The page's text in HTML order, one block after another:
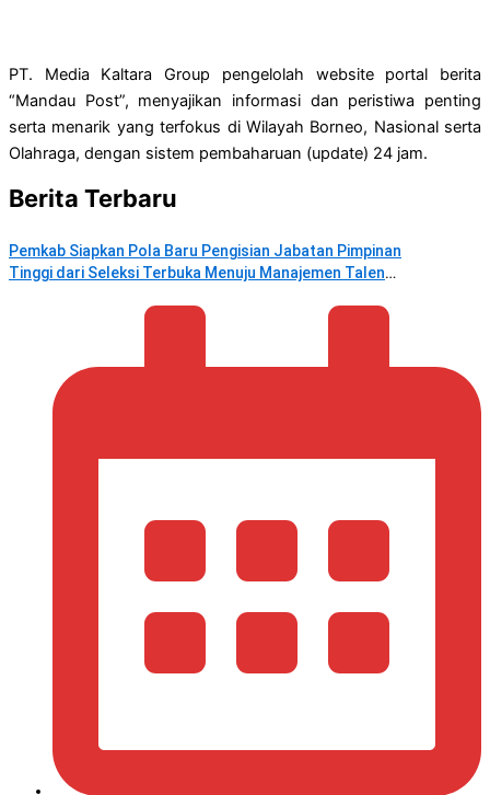
PT. Media Kaltara Group pengelolah website portal berita
“Mandau Post”, menyajikan informasi dan peristiwa penting
serta menarik yang terfokus di Wilayah Borneo, Nasional serta
Olahraga, dengan sistem pembaharuan (update) 24 jam.
Berita Terbaru
Pemkab Siapkan Pola Baru Pengisian Jabatan Pimpinan
Tinggi dari Seleksi Terbuka Menuju Manajemen Talenta